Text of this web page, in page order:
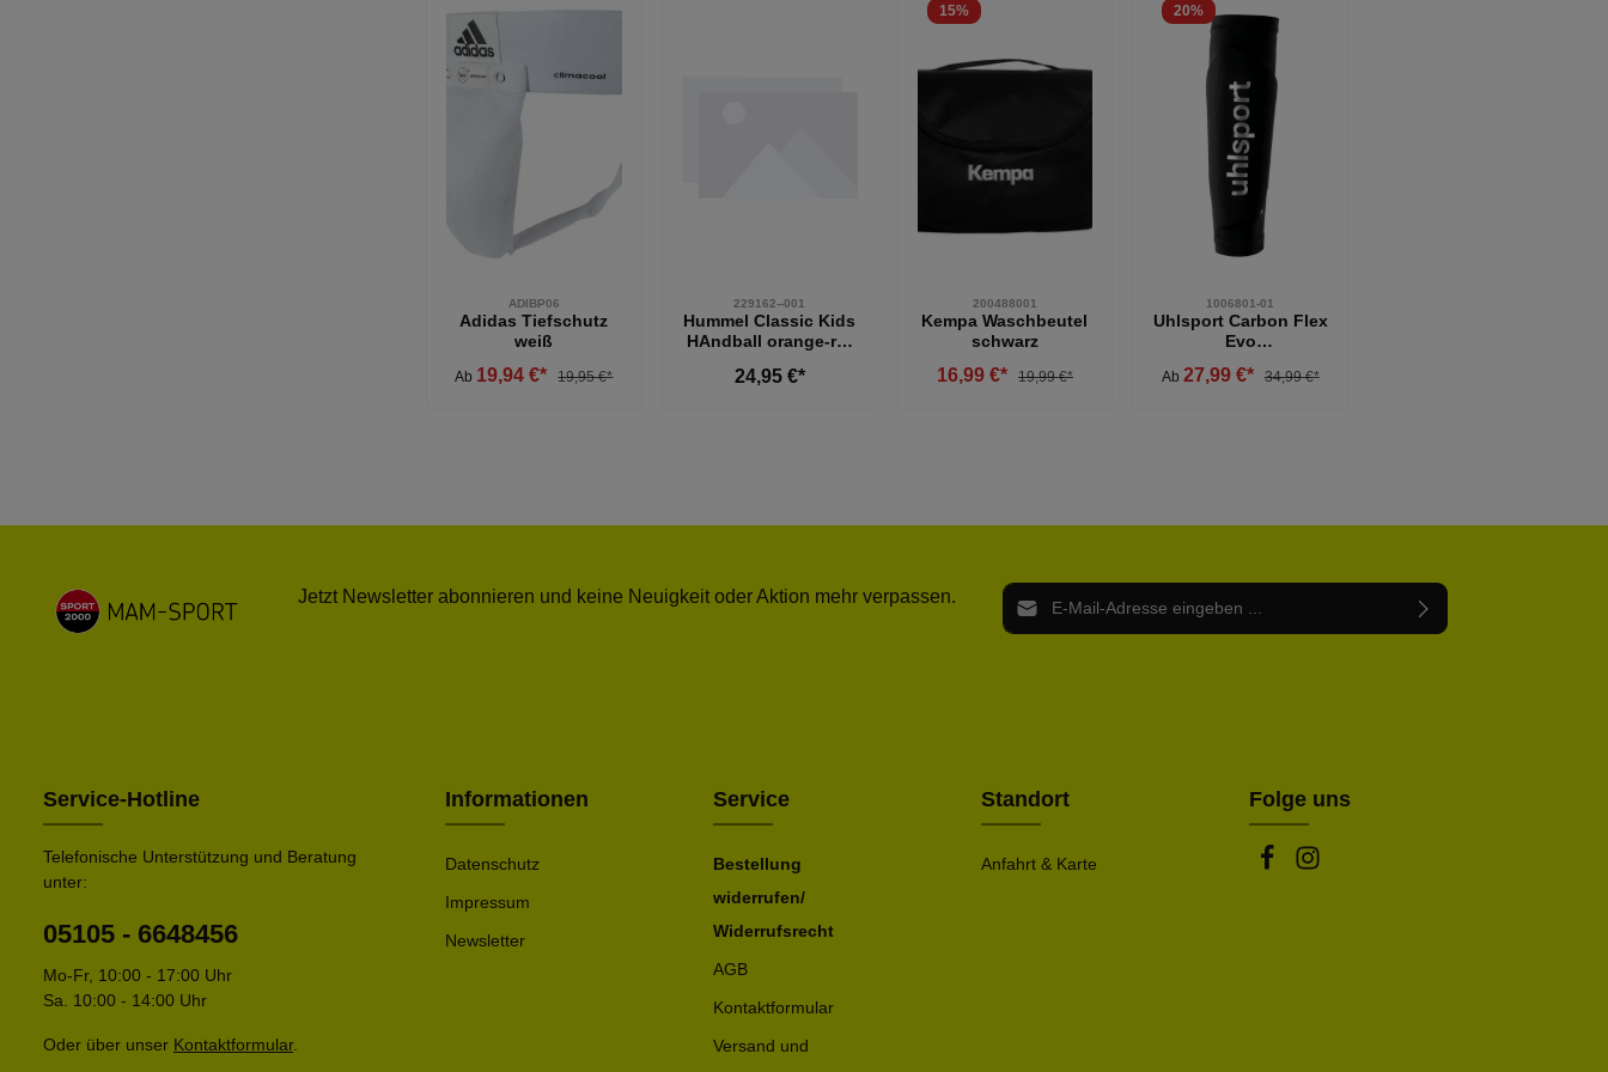
ADIBP06
Adidas Tiefschutz
weiß
Ab 19,94 €* 19,95 €*
229162--001
Hummel Classic Kids
HAndball orange-rot
24,95 €*
15%
200488001
Kempa Waschbeutel
schwarz
16,99 €* 19,99 €*
20%
1006801-01
Uhlsport Carbon Flex
Evo
schwarz
Ab 27,99 €* 34,99 €*
Jetzt Newsletter abonnieren und keine Neuigkeit oder Aktion mehr verpassen. E-Mail-Adresse*
Service-Hotline
Telefonische Unterstützung und Beratung
unter:
05105 - 6648456
Mo-Fr, 10:00 - 17:00 Uhr
Sa. 10:00 - 14:00 Uhr
Oder über unser Kontaktformular.
Informationen
Datenschutz
Impressum
Newsletter
Service
Bestellung
widerrufen/
Widerrufsrecht
AGB
Kontaktformular
Versand und
Standort
Anfahrt & Karte
Folge uns